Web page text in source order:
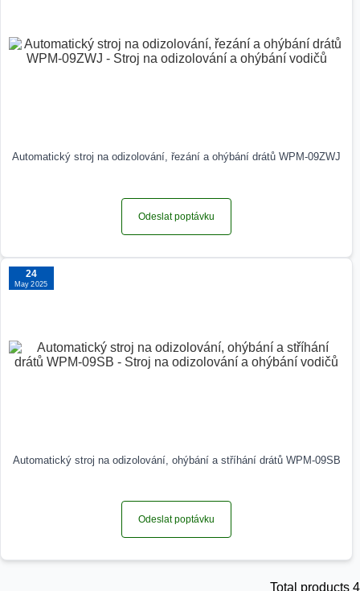
Automatický stroj na odizolování, řezání a ohýbání drátů WPM-09ZWJ
Odeslat poptávku
24
May 2025
Automatický stroj na odizolování, ohýbání a stříhání drátů WPM-09SB
Odeslat poptávku
Total products 4